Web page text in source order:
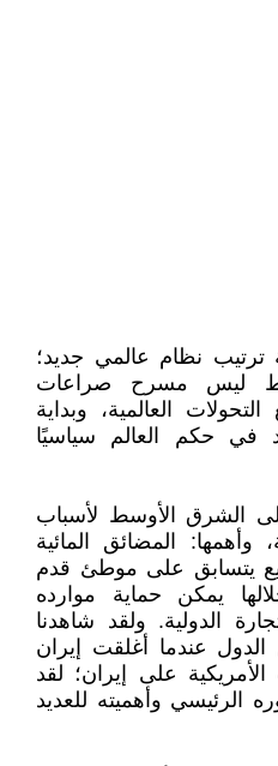
نظام عالمي جديد؛
ليس مسرح صراعات
العالمية، وبداية
في حكم العالم سياسيًا
الشرق الأوسط لأسباب
وأهمها: المضائق المائية
يتسابق على موطئ قدم
يمكن حماية موارده
الدولية. ولقد شاهدنا
عندما أغلقت إيران
على إيران؛ لقد
الرئيسي وأهميته للعديد